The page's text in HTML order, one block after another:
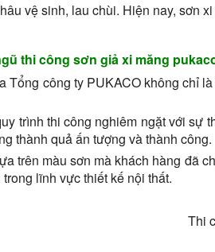
vệ sinh, lau chùi. Hiện nay, sơn
thi công sơn giả xi măng
công ty PUKACO không chỉ
trình thi công nghiêm ngặt với
thành quả ấn tượng và thành công.
trên màu sơn mà khách hàng đã
lĩnh vực thiết kế nội thất.
Thi